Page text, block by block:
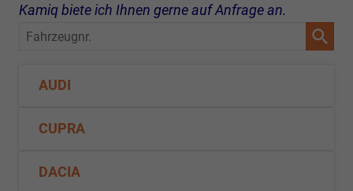
Kamiq biete ich Ihnen gerne auf Anfrage an.
Fahrzeugnr.
AUDI
CUPRA
DACIA